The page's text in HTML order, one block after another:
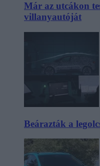
Már az utcákon
villanyautóját
Beárazták a